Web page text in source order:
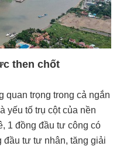
then chốt
quan trọng trong cả ngắn
yếu tố trụ cột của nền
1 đồng đầu tư công có
đầu tư tư nhân, tăng giải